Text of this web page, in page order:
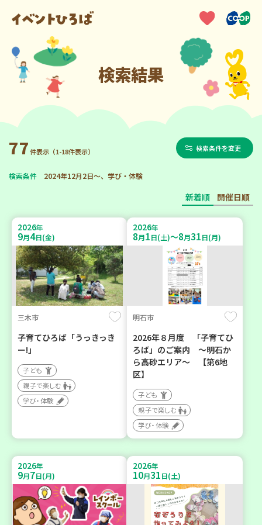
検索結果
77件表示（1-18件表示） 検索条件を変更
検索条件 2024年12月2日～、学び・体験
新着順 開催日順
2026年
9月4日(金)
三木市
子育てひろば「うっきっき
ー!」
子ども
親子で楽しむ
学び・体験
2026年
8月1日(土)～8月31日(月)
明石市
2026年８月度 「子育てひ
ろば」のご案内 ～明石か
ら高砂エリア～ 【第6地
区】
子ども
親子で楽しむ
学び・体験
2026年
9月7日(月)
2026年
10月31日(土)